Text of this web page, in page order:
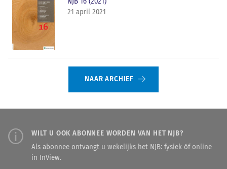
NJB 16 (2021)
21 april 2021
NAAR ARCHIEF
WILT U OOK ABONNEE WORDEN VAN HET NJB?
Als abonnee ontvangt u wekelijks het NJB: fysiek óf online
in InView.